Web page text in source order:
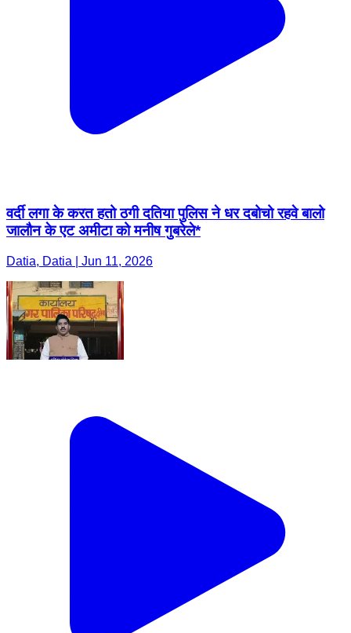
वर्दी लगा के करत हतो ठगी दतिया पुलिस ने धर दबोचो रहवे बालो
जालौन के एट अमीटा को मनीष गुबरेले*
Datia, Datia | Jun 11, 2026